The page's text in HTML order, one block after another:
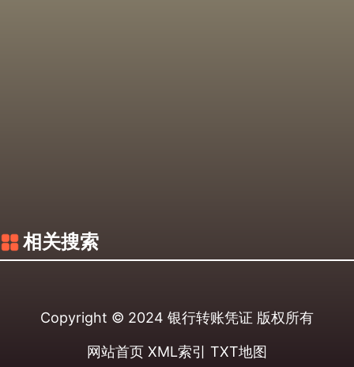
相关搜索
Copyright © 2024 银行转账凭证 版权所有
网站首页 XML索引 TXT地图